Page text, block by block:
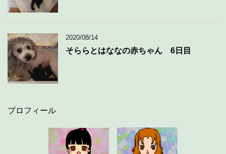
2020/08/14
そららとはななの赤ちゃん 6日目
プロフィール